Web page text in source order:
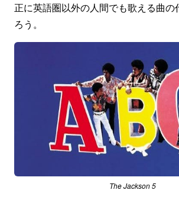
正に英語圏以外の人間でも歌える曲
ろう。
The Jackson 5